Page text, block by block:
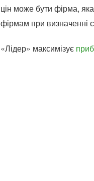
цін може бути фірма,
фірмам при визначенні
«Лідер» максимізує